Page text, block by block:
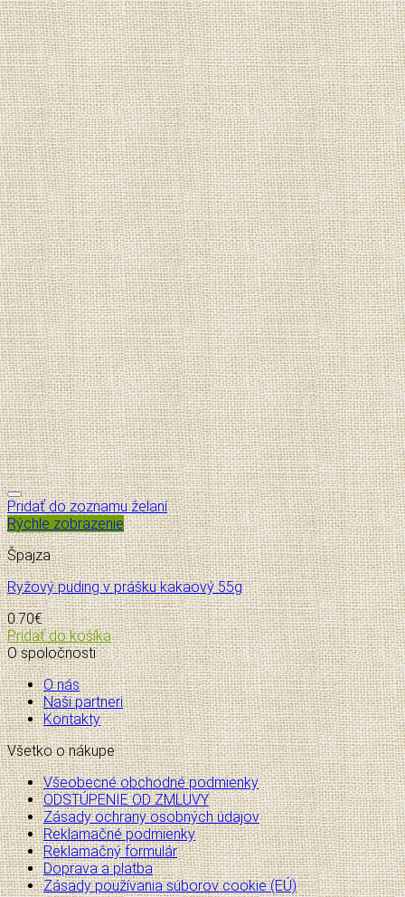
Pridať do zoznamu želaní
Rýchle zobrazenie
Špajza
Ryžový puding v prášku kakaový 55g
0.70€
Pridať do košíka
O spoločnosti
O nás
Naši partneri
Kontakty
Všetko o nákupe
Všeobecné obchodné podmienky
ODSTÚPENIE OD ZMLUVY
Zásady ochrany osobných údajov
Reklamačné podmienky
Reklamačný formulár
Doprava a platba
Zásady používania súborov cookie (EÚ)